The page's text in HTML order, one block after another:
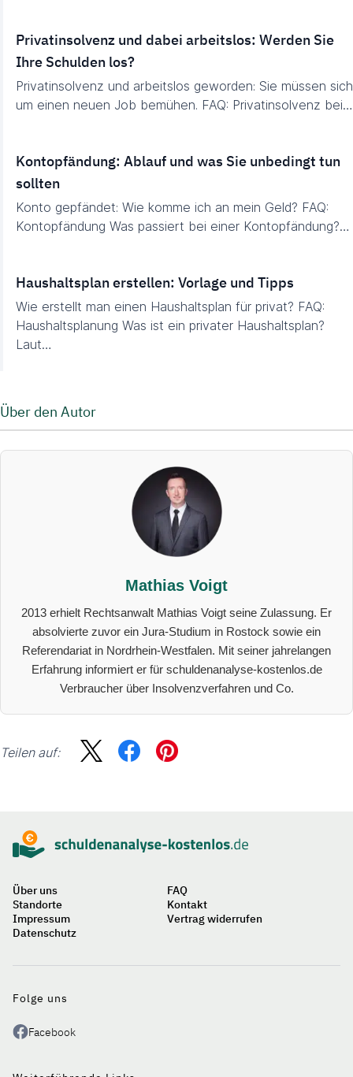
Privatinsolvenz und dabei arbeitslos: Werden Sie
Ihre Schulden los?
Privatinsolvenz und arbeitslos geworden: Sie müssen sich
um einen neuen Job bemühen. FAQ: Privatinsolvenz bei…
Kontopfändung: Ablauf und was Sie unbedingt tun
sollten
Konto gepfändet: Wie komme ich an mein Geld? FAQ:
Kontopfändung Was passiert bei einer Kontopfändung?…
Haushaltsplan erstellen: Vorlage und Tipps
Wie erstellt man einen Haushaltsplan für privat? FAQ:
Haushaltsplanung Was ist ein privater Haushaltsplan?
Laut…
Über den Autor
Mathias Voigt
2013 erhielt Rechtsanwalt Mathias Voigt seine Zulassung. Er
absolvierte zuvor ein Jura-Studium in Rostock sowie ein
Referendariat in Nordrhein-Westfalen. Mit seiner jahrelangen
Erfahrung informiert er für schuldenanalyse-kostenlos.de
Verbraucher über Insolvenzverfahren und Co.
Teilen auf:
Über uns
FAQ
Standorte
Kontakt
Impressum
Vertrag widerrufen
Datenschutz
Folge uns
Facebook